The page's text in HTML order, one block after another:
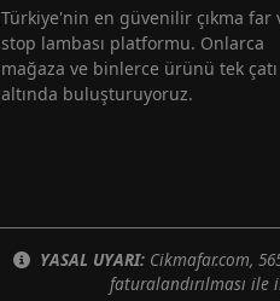
Türkiye'nin en güvenilir çıkma far
stop lambası platformu. Onlarca
mağaza ve binlerce ürünü tek çatı
altında buluşturuyoruz.
YASAL UYARI: Cikmafar.com,
faturalandırılması